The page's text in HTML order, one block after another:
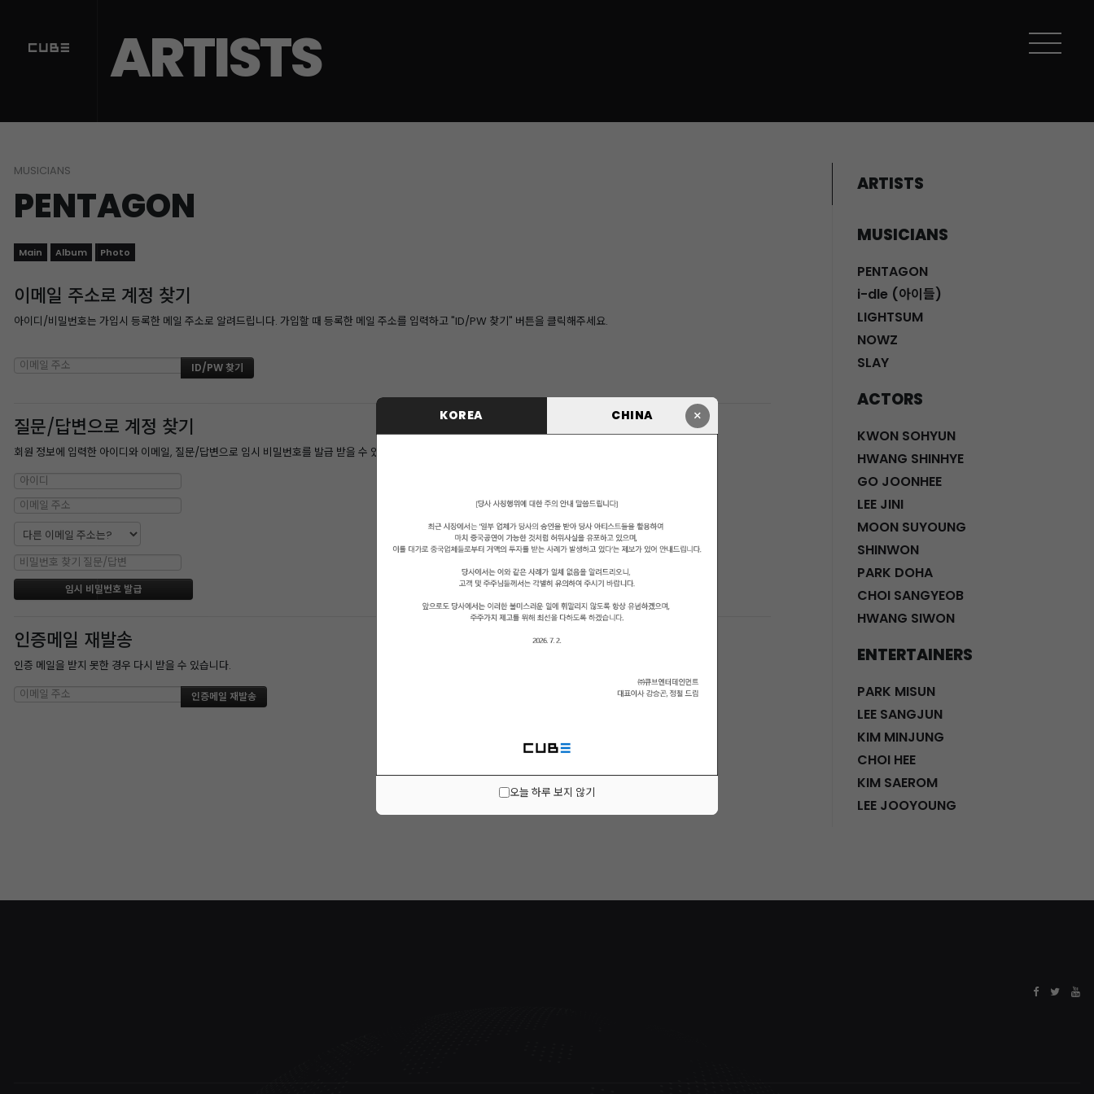
×
KOREA CHINA
오늘 하루 보지 않기
ARTISTS
MUSICIANS
PENTAGON
Main Album Photo
이메일 주소로 계정 찾기
아이디/비밀번호는 가입시 등록한 메일 주소로 알려드립니다. 가입할 때 등록한 메일 주소를 입력하고 "ID/PW 찾기" 버튼을 클릭해주세요.
질문/답변으로 계정 찾기
회원 정보에 입력한 아이디와 이메일, 질문/답변으로 임시 비밀번호를 발급 받을 수 있습니다.
인증메일 재발송
인증 메일을 받지 못한 경우 다시 받을 수 있습니다.
ARTISTS
MUSICIANS
PENTAGON
i-dle (아이들)
LIGHTSUM
NOWZ
SLAY
ACTORS
KWON SOHYUN
HWANG SHINHYE
GO JOONHEE
LEE JINI
MOON SUYOUNG
SHINWON
PARK DOHA
CHOI SANGYEOB
HWANG SIWON
ENTERTAINERS
PARK MISUN
LEE SANGJUN
KIM MINJUNG
CHOI HEE
KIM SAEROM
LEE JOOYOUNG